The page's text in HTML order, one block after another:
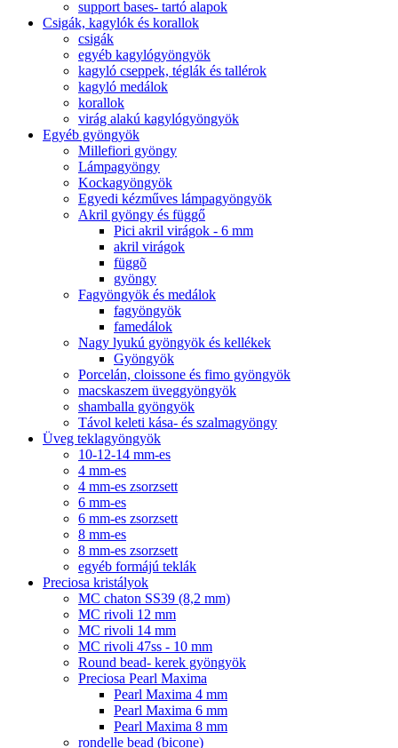
support bases- tartó alapok
Csigák, kagylók és korallok
csigák
egyéb kagylógyöngyök
kagyló cseppek, téglák és tallérok
kagyló medálok
korallok
virág alakú kagylógyöngyök
Egyéb gyöngyök
Millefiori gyöngy
Lámpagyöngy
Kockagyöngyök
Egyedi kézműves lámpagyöngyök
Akril gyöngy és függő
Pici akril virágok - 6 mm
akril virágok
függõ
gyöngy
Fagyöngyök és medálok
fagyöngyök
famedálok
Nagy lyukú gyöngyök és kellékek
Gyöngyök
Porcelán, cloissone és fimo gyöngyök
macskaszem üveggyöngyök
shamballa gyöngyök
Távol keleti kása- és szalmagyöngy
Üveg teklagyöngyök
10-12-14 mm-es
4 mm-es
4 mm-es zsorzsett
6 mm-es
6 mm-es zsorzsett
8 mm-es
8 mm-es zsorzsett
egyéb formájú teklák
Preciosa kristályok
MC chaton SS39 (8,2 mm)
MC rivoli 12 mm
MC rivoli 14 mm
MC rivoli 47ss - 10 mm
Round bead- kerek gyöngyök
Preciosa Pearl Maxima
Pearl Maxima 4 mm
Pearl Maxima 6 mm
Pearl Maxima 8 mm
rondelle bead (bicone)